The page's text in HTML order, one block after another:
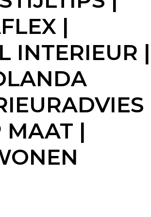
|
INTERIEUR |
MAAT |